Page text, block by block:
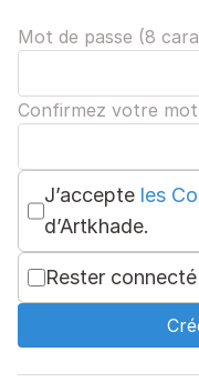
Mot de passe (8
Confirmez votre mot
J’accepte les
d’Artkhade.
Rester connecté